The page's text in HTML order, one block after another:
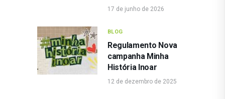
17 de junho de 2026
BLOG
Regulamento Nova
campanha Minha
História Inoar
12 de dezembro de 2025